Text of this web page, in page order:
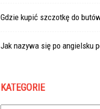
Gdzie kupić szczotkę do
Jak nazywa się po angielsku
KATEGORIE
Kategorie